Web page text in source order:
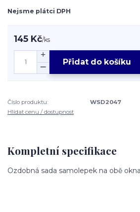
Nejsme plátci DPH
145 Kč/ks
Přidat do košíku
Číslo produktu:
WSD2047
Hlídat cenu / dostupnost
Kompletní specifikace
Ozdobná sada samolepek na obě